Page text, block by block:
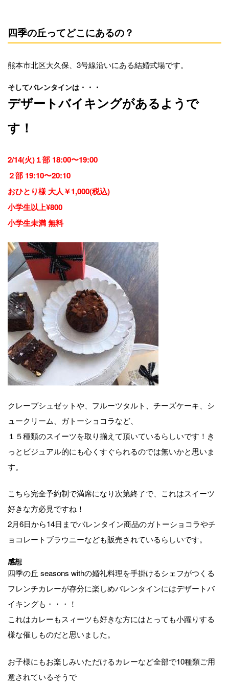
四季の丘ってどこにあるの？
熊本市北区大久保、3号線沿いにある結婚式場です。
そしてバレンタインは・・・
デザートバイキングがあるようで
す！
2/14(火)１部 18:00〜19:00
２部 19:10〜20:10
おひとり様 大人￥1,000(税込)
小学生以上¥800
小学生未満 無料
クレープシュゼットや、フルーツタルト、チーズケーキ、シ
ュークリーム、ガトーショコラなど、
１５種類のスイーツを取り揃えて頂いているらしいです！き
っとビジュアル的にも心くすぐられるのでは無いかと思いま
す。
こちら完全予約制で満席になり次第終了で、これはスイーツ
好きな方必見ですね！
2月6日から14日までバレンタイン商品のガトーショコラやチ
ョコレートブラウニーなども販売されているらしいです。
感想
四季の丘 seasons withの婚礼料理を手掛けるシェフがつくる
フレンチカレーが存分に楽しめバレンタインにはデザートバ
イキングも・・・！
これはカレーもスィーツも好きな方にはとっても小躍りする
様な催しものだと思いました。
お子様にもお楽しみいただけるカレーなど全部で10種類ご用
意されているそうで